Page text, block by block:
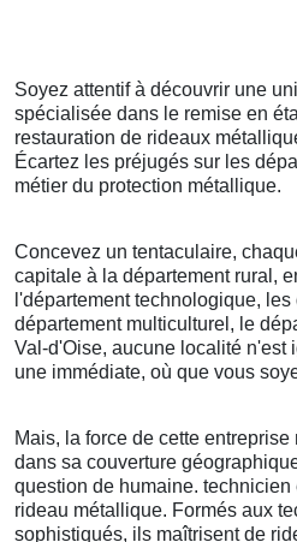
Soyez attentif à découvrir une
spécialisée dans le remise en
restauration de rideaux
Écartez les préjugés sur les
métier du protection métallique.
Concevez un tentaculaire,
capitale à la département rural,
l'département technologique,
département multiculturel, le
Val-d'Oise, aucune localité n'est
une immédiate, où que vous
Mais, la force de cette
dans sa couverture
question de humaine. technicien
rideau métallique. Formés aux
sophistiqués, ils maîtrisent de